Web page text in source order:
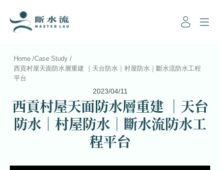
Home /Case Study /
西貢村屋天面防水層重建 ｜天台防水｜村屋防水｜斷水流防水工程
平台
2023/04/11
西貢村屋天面防水層重建 ｜天台
防水｜村屋防水｜斷水流防水工
程平台